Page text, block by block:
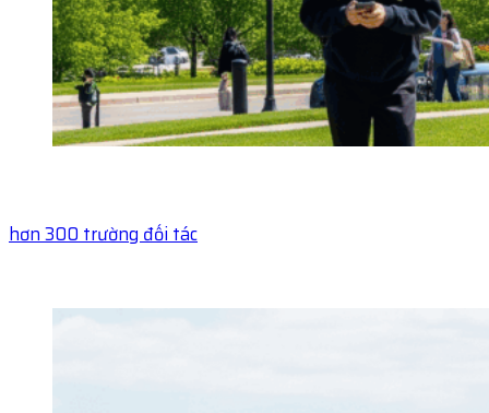
hơn 300 trường đối tác